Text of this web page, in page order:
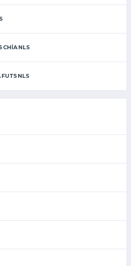
CHÍA NLS
NLS